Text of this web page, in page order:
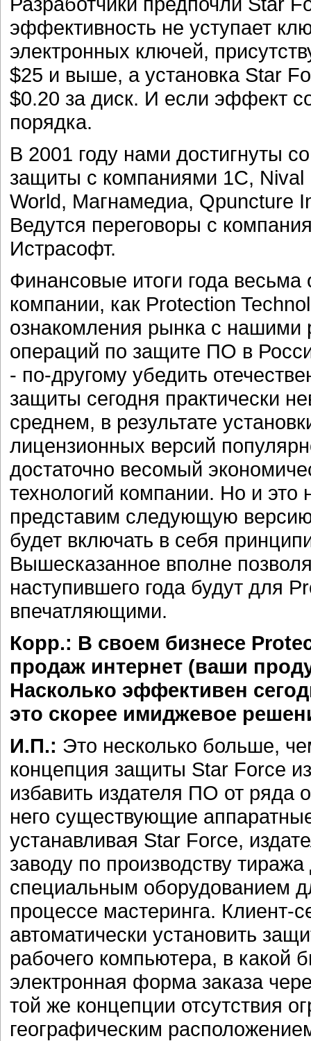
эффективность не уступает
электронных ключей,
$25 и выше, а установка Star
$0.20 за диск. И если эффект
порядка.
В 2001 году нами достигнуты
защиты с компаниями 1C,
World, Магнамедиа, Qpuncture
Ведутся переговоры с
Истрасофт.
Финансовые итоги года
компании, как Protection
ознакомления рынка с нашими
операций по защите ПО в
- по-другому убедить
защиты сегодня практически
среднем, в результате
лицензионных версий
достаточно весомый
технологий компании. Но и
представим следующую
будет включать в себя
Вышесказанное вполне
наступившего года будут для
впечатляющими.
Корр.: В своем бизнесе
продаж интернет (ваши
Насколько эффективен
это скорее имиджевое
И.П.: Это несколько больше,
концепция защиты Star Force
избавить издателя ПО от ряда
него существующие
устанавливая Star Force,
заводу по производству
специальным оборудованием
процессе мастеринга. Клиент-
автоматически установить
рабочего компьютера, в какой
электронная форма заказа
той же концепции отсутствия
географическим